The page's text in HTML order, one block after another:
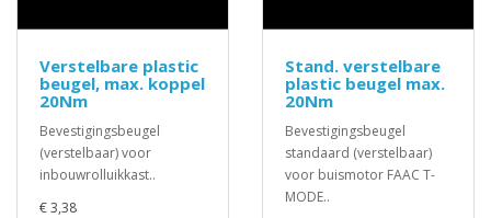
Verstelbare plastic
beugel, max. koppel
20Nm
Bevestigingsbeugel
(verstelbaar) voor
inbouwrolluikkast..
€ 3,38
Stand. verstelbare
plastic beugel max.
20Nm
Bevestigingsbeugel
standaard (verstelbaar)
voor buismotor FAAC T-
MODE..